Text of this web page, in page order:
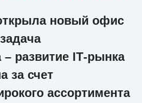
новый офис
– развитие IТ-рынка
за счет
ассортимента